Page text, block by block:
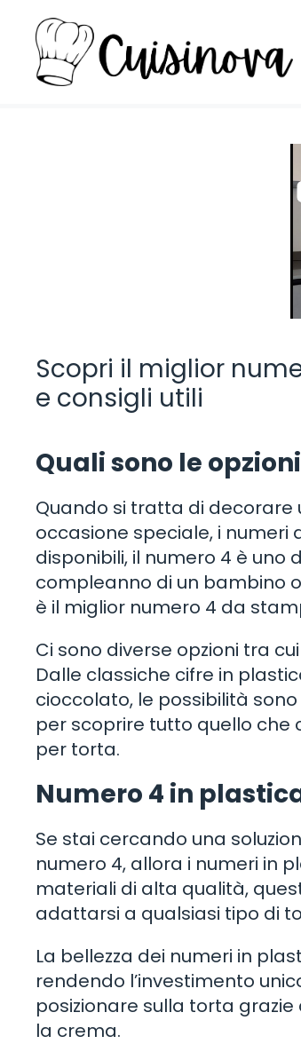
contenuto
Scopri il miglior
e consigli utili
Quali sono le
Quando si tratta di decorare
occasione speciale, i numeri
disponibili, il numero 4 è
compleanno di un bambino
è il miglior numero 4 da
Ci sono diverse opzioni tra
Dalle classiche cifre in
cioccolato, le possibilità
per scoprire tutto quello che
per torta.
Numero 4 in
Se stai cercando una
numero 4, allora i numeri in
materiali di alta qualità,
adattarsi a qualsiasi tipo di
La bellezza dei numeri in
rendendo l’investimento
posizionare sulla torta
la crema.